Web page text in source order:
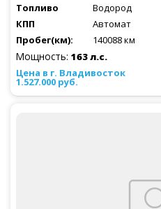
Водород
Автомат
140088 км
Мощность: 163 л.с.
1.527.000 руб.